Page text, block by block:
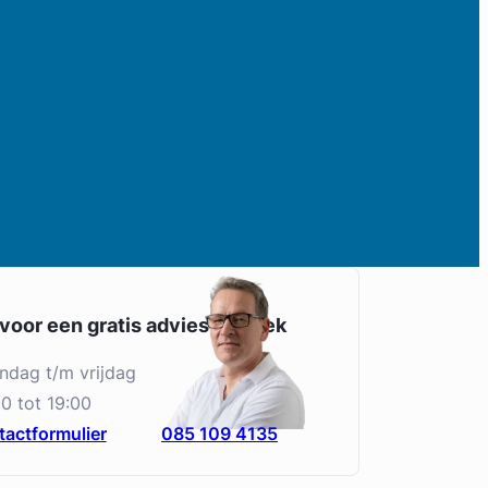
een gratis adviesgesprek
t/m vrijdag
tot 19:00
085 109 4135